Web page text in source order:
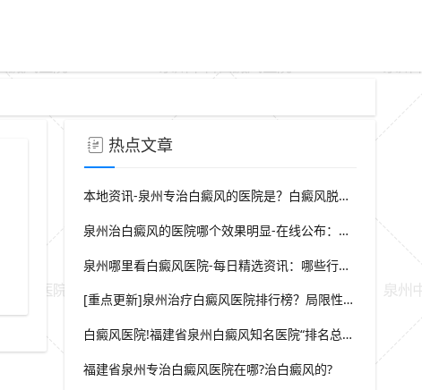
非节段型白癜风JAK抑制剂
热点文章
本地资讯-泉州专治白癜风的医院是？白癜风脱屑是什么症状？
泉州治白癜风的医院哪个效果明显-在线公布：生活中哪些因素会诱发出白癜风
泉州哪里看白癜风医院-每日精选资讯：哪些行为会导致白癜风白斑在长
[重点更新]泉州治疗白癜风医院排行榜？局限性白癜风早期症状？
白癜风医院!福建省泉州白癜风知名医院“排名总榜公开”福建省泉州治白癜风那家医院较好“强势推荐”?
福建省泉州专治白癜风医院在哪?治白癜风的?